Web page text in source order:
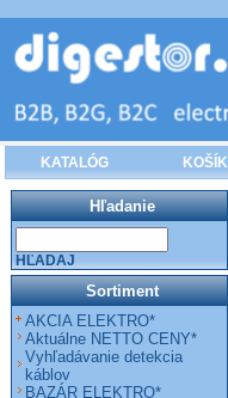
KATALÓG KOŠÍK
Hľadanie
HĽADAJ
Sortiment
AKCIA ELEKTRO*
Aktuálne NETTO CENY*
Vyhľadávanie detekcia
káblov
BAZÁR ELEKTRO*